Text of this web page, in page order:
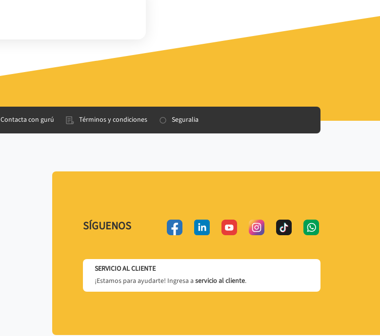
Contacta con gurú Términos y condiciones Seguralia
SÍGUENOS
SERVICIO AL CLIENTE
¡Estamos para ayudarte! Ingresa a servicio al cliente.